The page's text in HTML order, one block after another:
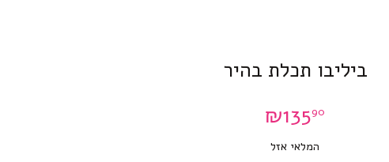
ביליבו תכלת בהיר
₪13590
המלאי אזל